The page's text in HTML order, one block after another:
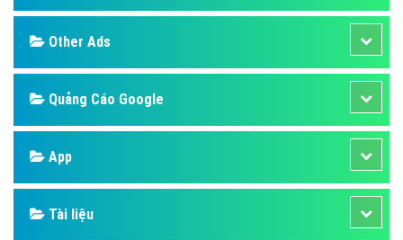
Other Ads
Quảng Cáo Google
App
Tài liệu